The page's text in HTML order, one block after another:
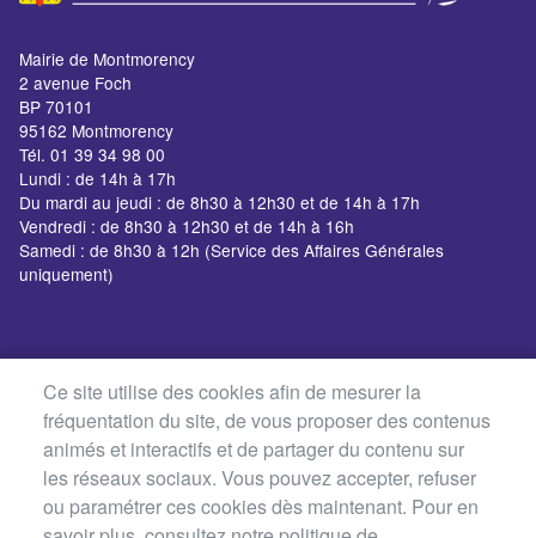
Mairie de Montmorency
2 avenue Foch
BP 70101
95162 Montmorency
Tél. 01 39 34 98 00
Lundi : de 14h à 17h
Du mardi au jeudi : de 8h30 à 12h30 et de 14h à 17h
Vendredi : de 8h30 à 12h30 et de 14h à 16h
Samedi : de 8h30 à 12h (Service des Affaires Générales
uniquement)
Ce site utilise des cookies afin de mesurer la
fréquentation du site, de vous proposer des contenus
animés et interactifs et de partager du contenu sur
les réseaux sociaux. Vous pouvez accepter, refuser
ou paramétrer ces cookies dès maintenant. Pour en